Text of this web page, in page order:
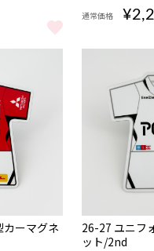
ユニフォームキーホルダー/
通常価格
【背番号な
ーマグネ
NEW
26-27 ユニフ
ット/2nd